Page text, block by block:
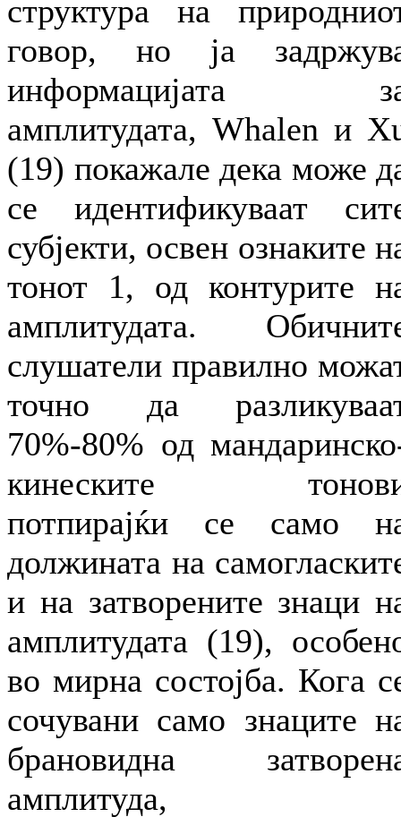
структура на
говор, но ја
информацијата
амплитудата, Whalen и
(19) покажале дека може
се идентификуваат
субјекти, освен ознаките
тонот 1, од контурите
амплитудата.
слушатели правилно
точно да
70%-80% од
кинеските
потпирајќи се само
должината на
и на затворените знаци
амплитудата (19),
во мирна состојба. Кога
сочувани само знаците
брановидна
амплитуда,